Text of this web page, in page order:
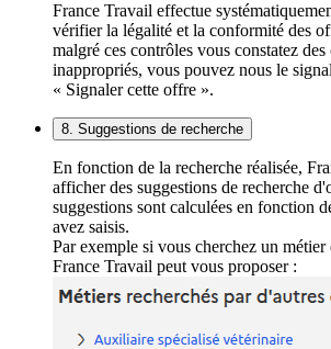
France Travail effectue
vérifier la légalité et la conformité des
malgré ces contrôles vous constatez des
inappropriés, vous pouvez nous le
« Signaler cette offre ».
8. Suggestions de recherche
En fonction de la recherche réalisée,
afficher des suggestions de recherche
suggestions sont calculées en fonction
avez saisis.
Par exemple si vous cherchez un
France Travail peut vous proposer :